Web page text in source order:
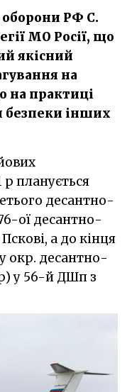
оборони РФ С.
МО Росії, що
якісний
на
на практиці
безпеки інших
р планується
десантно-
ої десантно-
а до кінця
окр. десантно-
у 56-й ДШп з